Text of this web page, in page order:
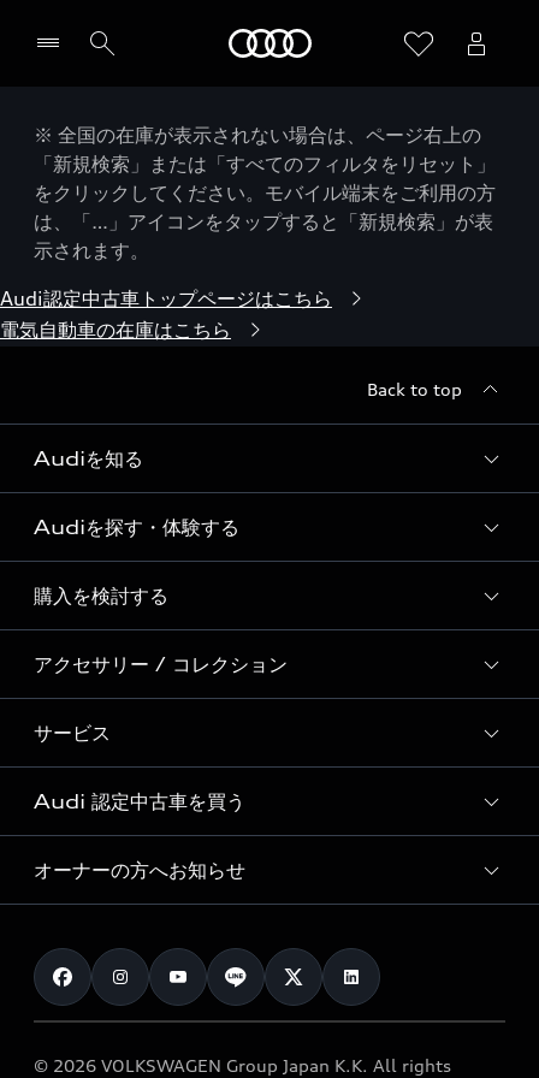
※ 全国の在庫が表示されない場合は、ページ右上の
「新規検索」または「すべてのフィルタをリセット」
をクリックしてください。モバイル端末をご利用の方
は、「…」アイコンをタップすると「新規検索」が表
示されます。
Audi認定中古車トップページはこちら
電気自動車の在庫はこちら
Back to top
Audiを知る
Audi ブランド
Story of Progress
Audi Sport
Formula 1®
デジタルサービス
Audiを探す・体験する
ディーラー検索
新車在庫検索
試乗車・展示車検索
見積り依頼
試乗予約
購入を検討する
モデル一覧
特別仕様モデル / 限定モデル
e-tronラインアップ
価格シミュレーション
車両比較
カタログ一覧
アクセサリー / コレクション
純正アクセサリー
オンラインショップ
Audi collection
アウディナビアプリ
サービス
サービス入庫予約
サービスプログラム
メンテナンス
車検 / 定期点検
e-tronアフターサポート
Audi 認定中古車を買う
Audi認定中古車
クオリティ
保証
メンテナンス
オーナーの方へお知らせ
お知らせ
オーナー様向けキャンペーン
© 2026 VOLKSWAGEN Group Japan K.K. All rights